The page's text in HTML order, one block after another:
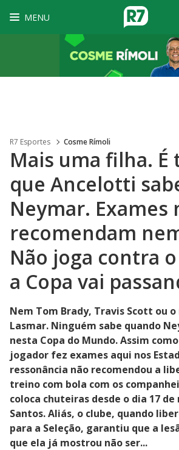
MENU
R7 Esportes Cosme Rímoli
Mais uma filha. É
que Ancelotti
Neymar. Exames
recomendam
Não joga contra
a Copa vai
Nem Tom Brady, Travis Scott ou
Lasmar. Ninguém sabe quando
nesta Copa do Mundo. Assim
jogador fez exames aqui nos
ressonância não recomendou a
treino com bola com os
coloca chuteiras desde o dia 17
Santos. Aliás, o clube, quando
para a Seleção, garantiu que a
que ela já mostrou não ser...